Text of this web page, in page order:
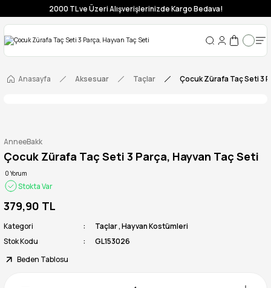
2000 TL ve Üzeri Alışverişlerinizde Kargo Bedava!
Anasayfa Aksesuar Taçlar Çocuk Zürafa Taç Seti 3
AnneeBakk
Çocuk Zürafa Taç Seti 3 Parça, Hayvan Taç Seti
0 Yorum
Stokta Var
379,90 TL
Kategori Taçlar,Hayvan Kostümleri
Stok Kodu
GL153026
Beden Tablosu